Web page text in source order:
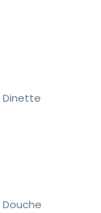
Dinette
Douche